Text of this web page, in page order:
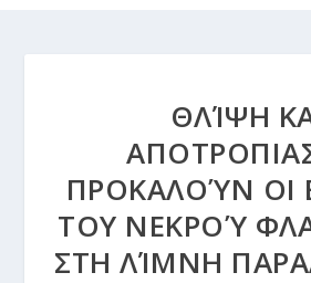
ΘΛΊΨΗ
ΠΡΟΚΑΛΟΎΝ ΟΙ
ΤΟΥ ΝΕΚΡΟΎ
ΣΤΗ ΛΊΜΝΗ